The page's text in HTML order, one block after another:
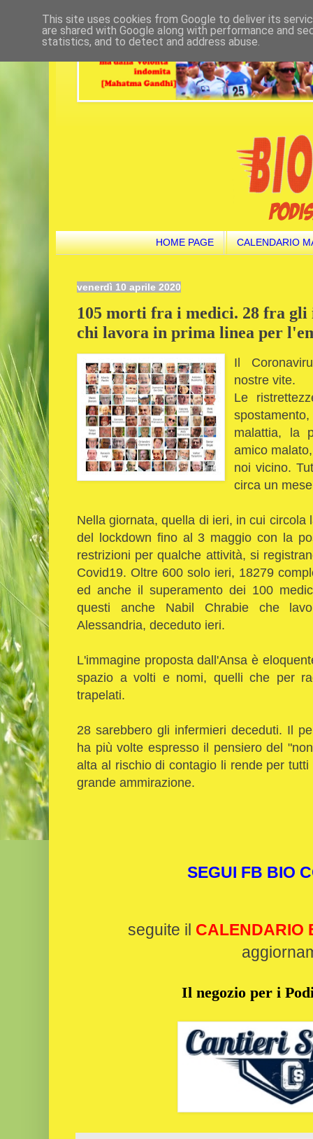
HOME PAGE CALENDARIO
venerdì 10 aprile 2020
105 morti fra i medici. 28 fra
chi lavora in prima linea per
Il
nostre vite.
Le
malattia, la
amico
noi vicino.
circa un
Nella giornata, quella di ieri, in cui
del lockdown fino al 3 maggio con la
restrizioni per qualche attività, si
Covid19. Oltre 600 solo ieri, 18279
ed anche il superamento dei 100
questi anche Nabil Chrabie che
Alessandria, deceduto ieri.
L'immagine proposta dall'Ansa è
spazio a volti e nomi, quelli che per
trapelati.
28 sarebbero gli infermieri deceduti. Il
ha più volte espresso il pensiero del
alta al rischio di contagio li rende per
grande ammirazione.
SEGUI FB BIO
seguite il CALENDARIO
Il negozio per i
This site uses cookies from Google to deliver its
are shared with Google along with performance and
statistics, and to detect and address abuse.